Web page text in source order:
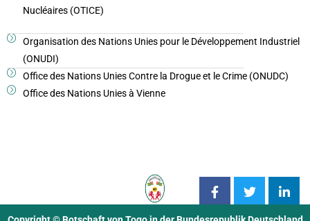
Nucléaires (OTICE)
Organisation des Nations Unies pour le Développement Industriel
(ONUDI)
Office des Nations Unies Contre la Drogue et le Crime (ONUDC)
Office des Nations Unies à Vienne